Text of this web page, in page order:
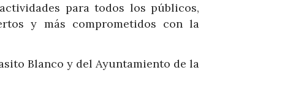
para todos los públicos,
y más comprometidos con la
Blanco y del Ayuntamiento de la